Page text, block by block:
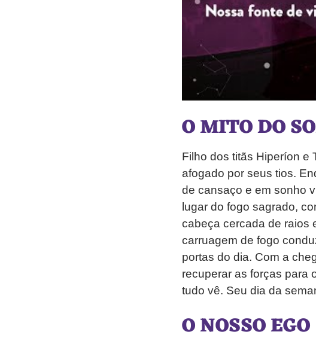
O MITO DO
Filho dos titãs Hiperíon e
afogado por seus tios.
de cansaço e em sonho
lugar do fogo sagrado,
cabeça cercada de raios
carruagem de fogo
portas do dia. Com a
recuperar as forças para
tudo vê. Seu dia da
O NOSSO EGO